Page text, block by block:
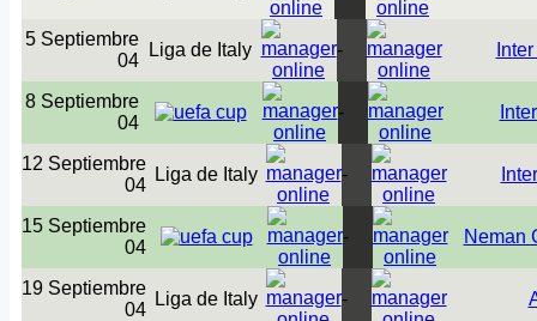
5 Septiembre
04
Liga de Italy -
8 Septiembre
04
-
12 Septiembre
04
Liga de Italy -
15 Septiembre
04
- Neman
19 Septiembre
04
Liga de Italy -